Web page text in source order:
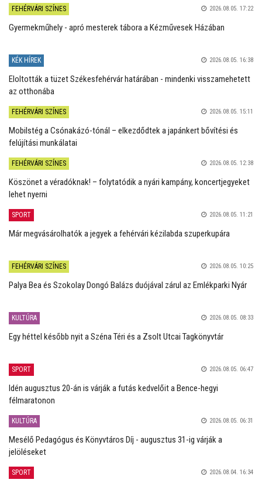
FEHÉRVÁRI SZÍNES 2026.08.05. 17:22
Gyermekműhely - apró mesterek tábora a Kézművesek Házában
KÉK HÍREK 2026.08.05. 16:38
Eloltották a tüzet Székesfehérvár határában - mindenki visszamehetett
az otthonába
FEHÉRVÁRI SZÍNES 2026.08.05. 15:11
Mobilstég a Csónakázó-tónál – elkezdődtek a japánkert bővítési és
felújítási munkálatai
FEHÉRVÁRI SZÍNES 2026.08.05. 12:38
Köszönet a véradóknak! – folytatódik a nyári kampány, koncertjegyeket
lehet nyerni
SPORT 2026.08.05. 11:21
Már megvásárolhatók a jegyek a fehérvári kézilabda szuperkupára
FEHÉRVÁRI SZÍNES 2026.08.05. 10:25
Palya Bea és Szokolay Dongó Balázs duójával zárul az Emlékparki Nyár
KULTÚRA 2026.08.05. 08:33
Egy héttel később nyit a Széna Téri és a Zsolt Utcai Tagkönyvtár
SPORT 2026.08.05. 06:47
Idén augusztus 20-án is várják a futás kedvelőit a Bence-hegyi
félmaratonon
KULTÚRA 2026.08.05. 06:31
Mesélő Pedagógus és Könyvtáros Díj - augusztus 31-ig várják a
jelöléseket
SPORT 2026.08.04. 16:34